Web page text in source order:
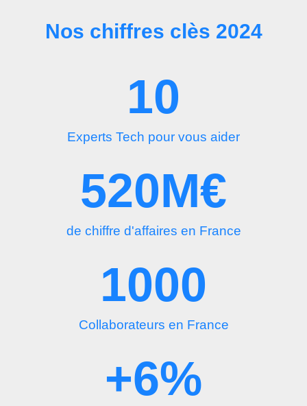
Nos chiffres clès 2024
Experts Tech pour vous aider
10
de chiffre d'affaires en France
520M€
Collaborateurs en France
1000
+6%